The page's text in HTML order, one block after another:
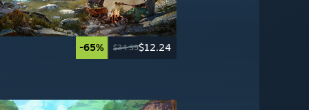
-65% $34.99$12.24
-40% $19.99$11.99
-70% $59.99$17.99
-30% $39.99$27.99